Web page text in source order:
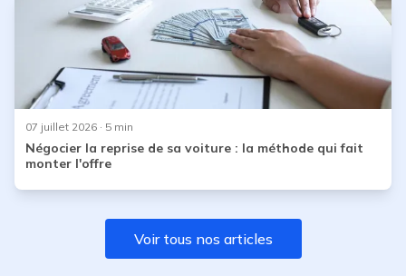
07 juillet 2026 · 5 min
Négocier la reprise de sa voiture : la méthode qui fait
monter l'offre
Voir tous nos articles